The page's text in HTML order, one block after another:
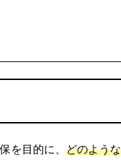
を目的に、 どのよう